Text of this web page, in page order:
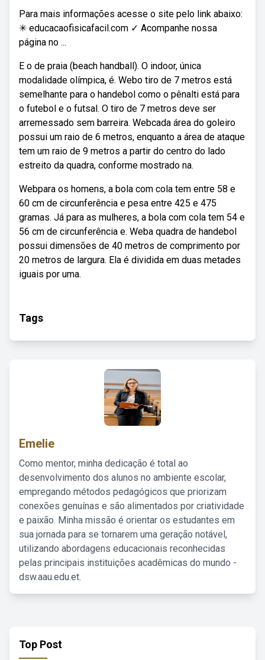
Para mais informações acesse o site pelo link abaixo:
✳ educacaofisicafacil.com ✓ Acompanhe nossa
página no ...
E o de praia (beach handball). O indoor, única
modalidade olímpica, é. Webo tiro de 7 metros está
semelhante para o handebol como o pênalti está para
o futebol e o futsal. O tiro de 7 metros deve ser
arremessado sem barreira. Webcada área do goleiro
possui um raio de 6 metros, enquanto a área de ataque
tem um raio de 9 metros a partir do centro do lado
estreito da quadra, conforme mostrado na.
Webpara os homens, a bola com cola tem entre 58 e
60 cm de circunferência e pesa entre 425 e 475
gramas. Já para as mulheres, a bola com cola tem 54 e
56 cm de circunferência e. Weba quadra de handebol
possui dimensões de 40 metros de comprimento por
20 metros de largura. Ela é dividida em duas metades
iguais por uma.
Tags
Emelie
Como mentor, minha dedicação é total ao
desenvolvimento dos alunos no ambiente escolar,
empregando métodos pedagógicos que priorizam
conexões genuínas e são alimentados por criatividade
e paixão. Minha missão é orientar os estudantes em
sua jornada para se tornarem uma geração notável,
utilizando abordagens educacionais reconhecidas
pelas principais instituições acadêmicas do mundo -
dsw.aau.edu.et.
Top Post